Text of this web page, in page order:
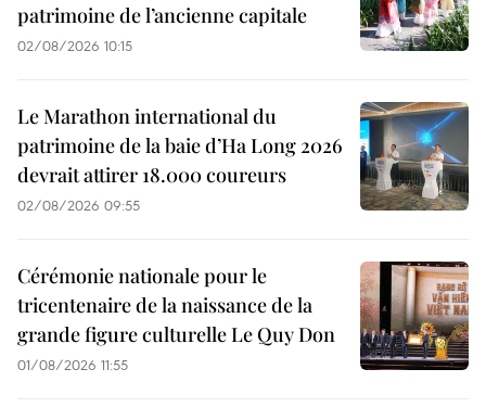
patrimoine de l’ancienne capitale
02/08/2026 10:15
Le Marathon international du
patrimoine de la baie d’Ha Long 2026
devrait attirer 18.000 coureurs
02/08/2026 09:55
Cérémonie nationale pour le
tricentenaire de la naissance de la
grande figure culturelle Le Quy Don
01/08/2026 11:55